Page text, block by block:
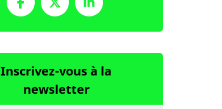
Inscrivez-vous à la
newsletter